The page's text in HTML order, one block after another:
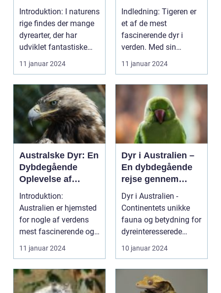
Undersøgelse af
Naturens Farligste
Skabninger
Introduktion: I naturens
rige findes der mange
dyrearter, der har
udviklet fantastiske
forsvarsmekan...
11 januar 2024
skabninger
Indledning: Tigeren er
et af de mest
fascinerende dyr i
verden. Med sin
smukke orange pels,
sorte st...
11 januar 2024
Australske Dyr: En
Dybdegående
Oplevelse af
Australiens Unikke
Dyreliv
Introduktion:
Australien er hjemsted
for nogle af verdens
mest fascinerende og
unikke dyr. Fra de ma...
11 januar 2024
Dyr i Australien –
En dybdegående
rejse gennem
kontinentets
unikke dyreliv
Dyr i Australien -
Continentets unikke
fauna og betydning for
dyreinteresserede
Introduktion til A...
10 januar 2024